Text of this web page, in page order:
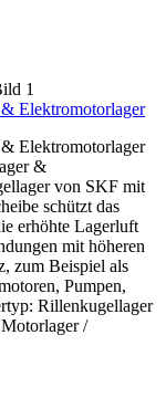
Elektromotorlager
Elektromotorlager
&
von SKF mit
schützt das
erhöhte Lagerluft
mit höheren
zum Beispiel als
Pumpen,
Rillenkugellager
/